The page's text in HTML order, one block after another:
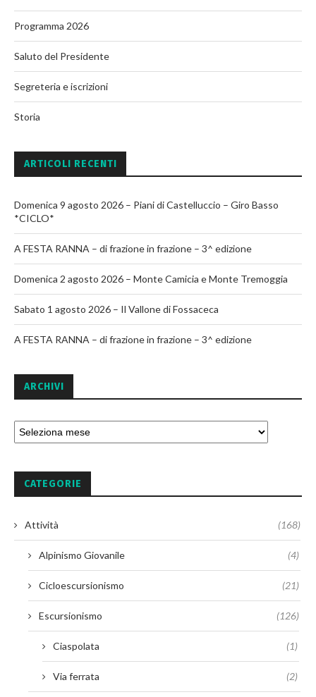
Programma 2026
Saluto del Presidente
Segreteria e iscrizioni
Storia
ARTICOLI RECENTI
Domenica 9 agosto 2026 – Piani di Castelluccio – Giro Basso
*CICLO*
A FESTA RANNA – di frazione in frazione – 3^ edizione
Domenica 2 agosto 2026 – Monte Camicia e Monte Tremoggia
Sabato 1 agosto 2026 – Il Vallone di Fossaceca
A FESTA RANNA – di frazione in frazione – 3^ edizione
ARCHIVI
CATEGORIE
Attività (168)
Alpinismo Giovanile (4)
Cicloescursionismo (21)
Escursionismo (126)
Ciaspolata (1)
Via ferrata (2)